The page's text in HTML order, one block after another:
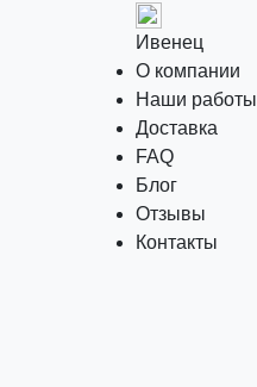
Ивенец
О компании
Наши работы
Доставка
FAQ
Блог
Отзывы
Контакты